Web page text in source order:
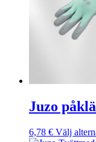
Juzo
6,78 € Välj